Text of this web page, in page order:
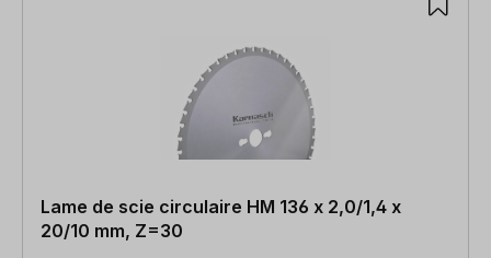
Lame de scie circulaire HM 136 x 2,0/1,4 x
20/10 mm, Z=30